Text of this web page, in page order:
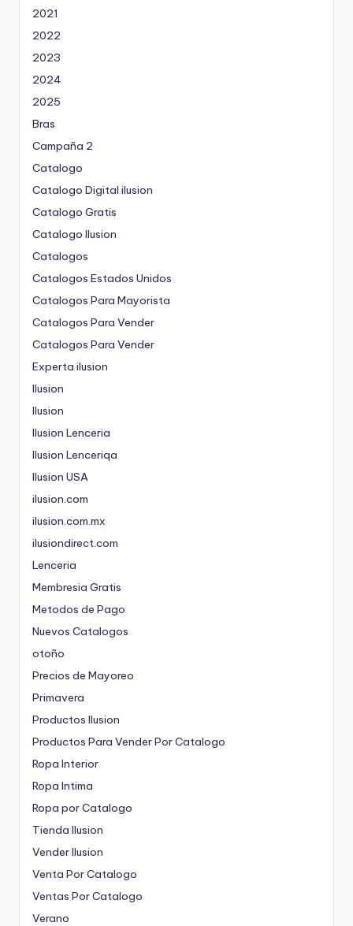
2021
2022
2023
2024
2025
Bras
Campaña 2
Catalogo
Catalogo Digital ilusion
Catalogo Gratis
Catalogo Ilusion
Catalogos
Catalogos Estados Unidos
Catalogos Para Mayorista
Catalogos Para Vender
Catalogos Para Vender
Experta ilusion
Ilusion
Ilusion
Ilusion Lenceria
Ilusion Lenceriqa
Ilusion USA
ilusion.com
ilusion.com.mx
ilusiondirect.com
Lenceria
Membresia Gratis
Metodos de Pago
Nuevos Catalogos
otoño
Precios de Mayoreo
Primavera
Productos Ilusion
Productos Para Vender Por Catalogo
Ropa Interior
Ropa Intima
Ropa por Catalogo
Tienda Ilusion
Vender Ilusion
Venta Por Catalogo
Ventas Por Catalogo
Verano